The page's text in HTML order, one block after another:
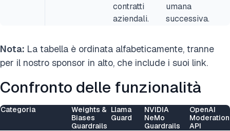
contratti
aziendali.
umana
successiva.
Nota: La tabella è ordinata alfabeticamente, tranne
per il nostro sponsor in alto, che include i suoi link.
Confronto delle funzionalità
Categoria
Weights &
Biases
Guardrails
Llama
Guard
NVIDIA
NeMo
Guardrails
OpenAI
Moderation
API